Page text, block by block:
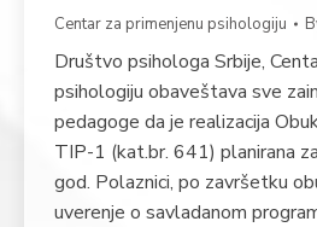
Centar za primenjenu psihologiju
Društvo psihologa Srbije,
psihologiju obaveštava sve
pedagoge da je realizacija
TIP-1 (kat.br. 641) planirana
god. Polaznici, po završetku
uverenje o savladanom